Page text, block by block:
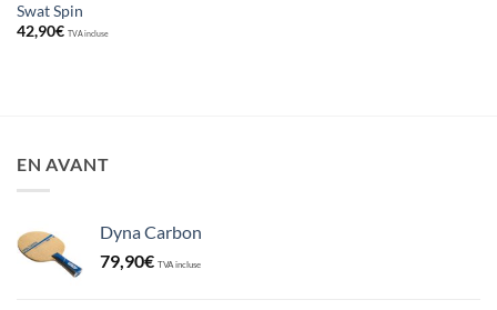
Swat Spin
42,90€ TVA incluse
EN AVANT
Dyna Carbon
79,90€ TVA incluse